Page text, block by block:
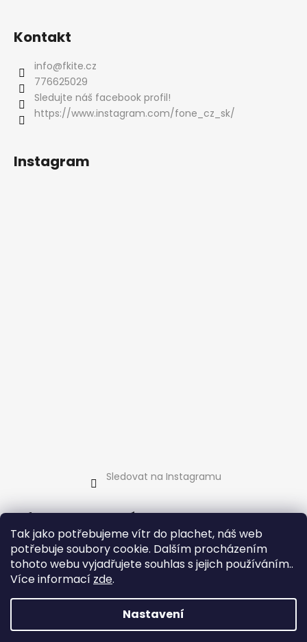
Tak jako potřebujeme vítr do plachet, náš web
potřebuje soubory cookie. Dalším procházením
tohoto webu vyjadřujete souhlas s jejich používáním..
Více informací zde.
Nastavení
Kontakt
info@fkite.cz
776625029
Sledujte náš facebook profil!
https://www.instagram.com/fone_cz_sk/
Instagram
Sledovat na Instagramu
Informace pro vás
Jak nakupovat
Obchodní podmínky
Podmínky ochrany osobních údajů